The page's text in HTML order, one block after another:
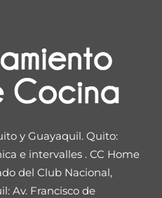
y Guayaquil. Quito:
e intervalles . CC Home
del Club Nacional,
Av. Francisco de